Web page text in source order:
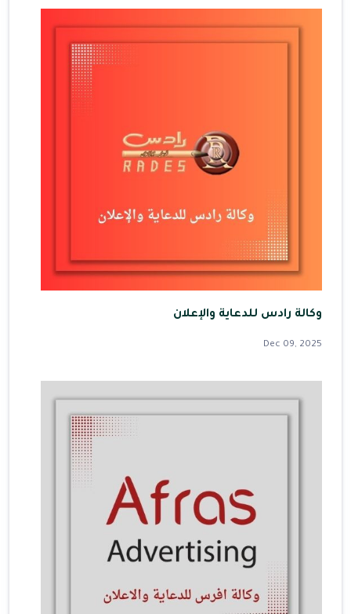
وكالة رادس للدعاية والإعلان
Dec 09, 2025